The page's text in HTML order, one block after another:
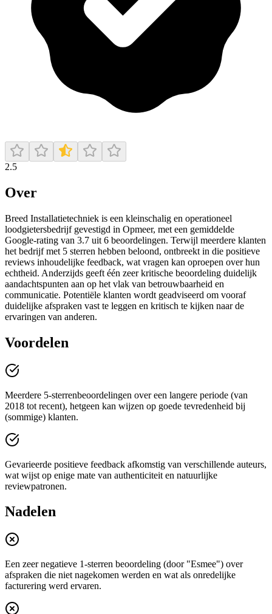
2.5
Over
Breed Installatietechniek is een kleinschalig en operationeel
loodgietersbedrijf gevestigd in Opmeer, met een gemiddelde
Google‑rating van 3.7 uit 6 beoordelingen. Terwijl meerdere klanten
het bedrijf met 5 sterren hebben beloond, ontbreekt in die positieve
reviews inhoudelijke feedback, wat vragen kan oproepen over hun
echtheid. Anderzijds geeft één zeer kritische beoordeling duidelijk
aandachtspunten aan op het vlak van betrouwbaarheid en
communicatie. Potentiële klanten wordt geadviseerd om vooraf
duidelijke afspraken vast te leggen en kritisch te kijken naar de
ervaringen van anderen.
Voordelen
Meerdere 5-sterrenbeoordelingen over een langere periode (van
2018 tot recent), hetgeen kan wijzen op goede tevredenheid bij
(sommige) klanten.
Gevarieerde positieve feedback afkomstig van verschillende auteurs,
wat wijst op enige mate van authenticiteit en natuurlijke
reviewpatronen.
Nadelen
Een zeer negatieve 1‑sterren beoordeling (door "Esmee") over
afspraken die niet nagekomen werden en wat als onredelijke
facturering werd ervaren.